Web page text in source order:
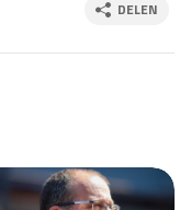
DELEN